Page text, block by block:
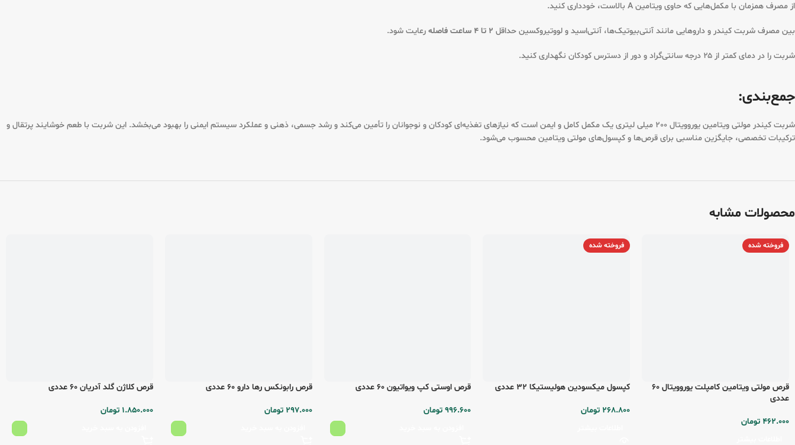
از مصرف همزمان با مکمل‌هایی که حاوی ویتامین A بالاست، خودداری کنید.
بین مصرف شربت کیندر و داروهایی مانند آنتی‌بیوتیک‌ها، آنتی‌اسید و لووتیروکسین حداقل 2 تا 4 ساعت فاصله رعایت شود.
شربت را در دمای کمتر از ۲۵ درجه سانتی‌گراد و دور از دسترس کودکان نگهداری کنید.
جمع‌بندی:
شربت کیندر مولتی ویتامین یوروویتال 200 میلی لیتری یک مکمل کامل و ایمن است که نیازهای تغذیه‌ای کودکان و نوجوانان را تأمین می‌کند و رشد جسمی، ذهنی و عملکرد سیستم ایمنی را بهبود می‌بخشد. این شربت با طعم خوشایند پرتقال و
ترکیبات تخصصی، جایگزین مناسبی برای قرص‌ها و کپسول‌های مولتی ویتامین محسوب می‌شود.
محصولات مشابه
فروخته شده
قرص مولتی ویتامین کامپلت یوروویتال 60
عددی
462.000 تومان
فروخته شده
کپسول میکسودین هولیستیکا 32 عددی
268.800 تومان
قرص اوستی کپ ویواتیون 60 عددی
996.600 تومان
قرص رابونکس رها دارو 60 عددی
297.000 تومان
قرص کلاژن گلد آدریان 60 عددی
1.850.000 تومان